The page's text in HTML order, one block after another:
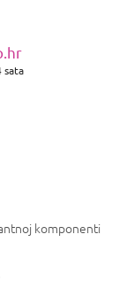
sata
komponenti